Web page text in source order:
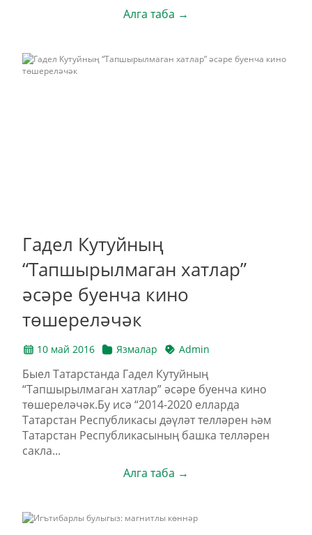
Алга таба →
Гадел Кутуйның
“Тапшырылмаган хатлар”
әсәре буенча кино
төшереләчәк
10 май 2016 Язмалар Admin
Быел Татарстанда Гадел Кутуйның
“Тапшырылмаган хатлар” әсәре буенча кино
төшереләчәк.Бу исә “2014-2020 елларда
Татарстан Республикасы дәүләт телләрен һәм
Татарстан Республикасының башка телләрен
сакла...
Алга таба →